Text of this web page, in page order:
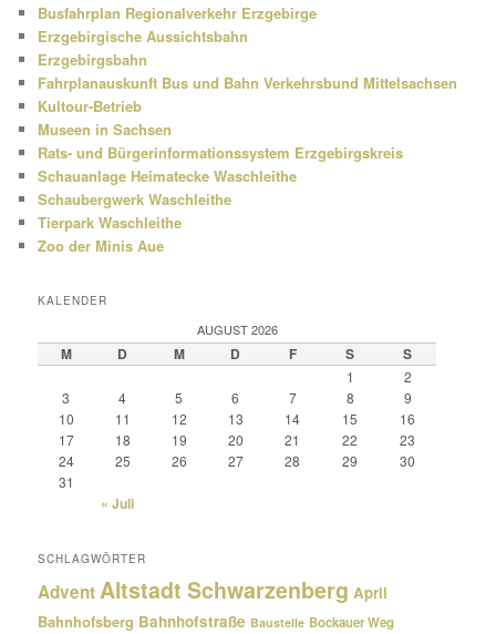
Busfahrplan Regionalverkehr Erzgebirge
Erzgebirgische Aussichtsbahn
Erzgebirgsbahn
Fahrplanauskunft Bus und Bahn Verkehrsbund Mittelsachsen
Kultour-Betrieb
Museen in Sachsen
Rats- und Bürgerinformationssystem Erzgebirgskreis
Schauanlage Heimatecke Waschleithe
Schaubergwerk Waschleithe
Tierpark Waschleithe
Zoo der Minis Aue
KALENDER
AUGUST 2026
M D M D F S S
1
2
3
4 5 6 7 8
9
10
11 12 13 14 15
16
17
18 19 20 21 22
23
24
25 26 27 28 29
30
31
« Juli
SCHLAGWÖRTER
Advent Altstadt Schwarzenberg April
Bahnhofsberg Bahnhofstraße Baustelle Bockauer Weg